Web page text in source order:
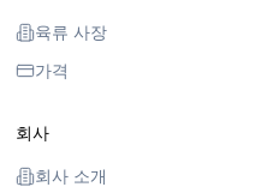
육류 사장
가격
회사
회사 소개